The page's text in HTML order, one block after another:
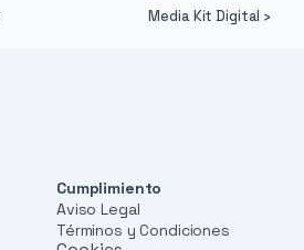
Media Kit Digital ›
Cumplimiento
Aviso Legal
Términos y Condiciones